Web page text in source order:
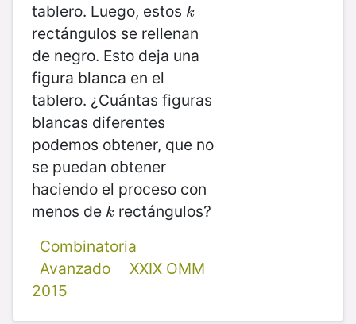
tablero. Luego, estos k
k
rectángulos se rellenan
de negro. Esto deja una
figura blanca en el
tablero. ¿Cuántas figuras
blancas diferentes
podemos obtener, que no
se puedan obtener
haciendo el proceso con
menos de k
k rectángulos?
Combinatoria
Avanzado
XXIX OMM
2015